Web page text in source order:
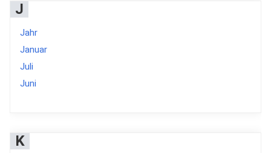
J
Jahr
Januar
Juli
Juni
K